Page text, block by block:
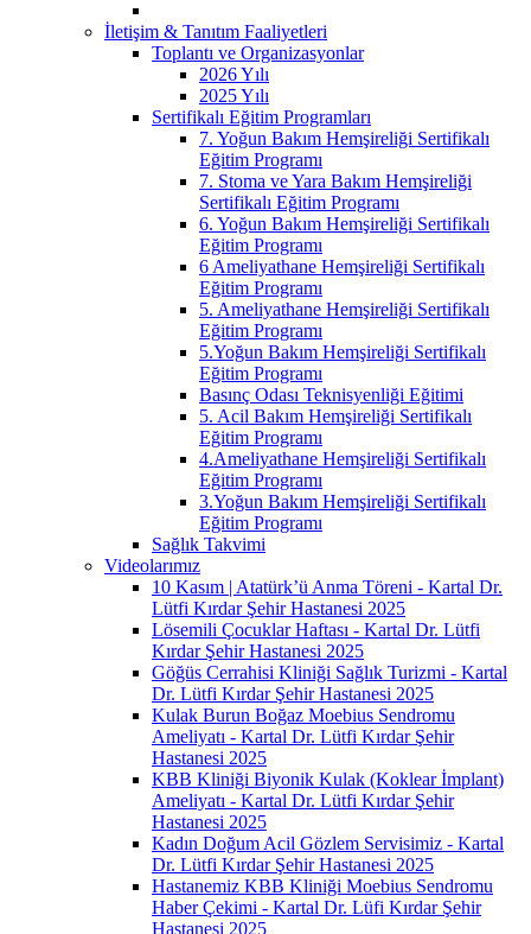
İletişim & Tanıtım Faaliyetleri
Toplantı ve Organizasyonlar
2026 Yılı
2025 Yılı
Sertifikalı Eğitim Programları
7. Yoğun Bakım Hemşireliği Sertifikalı
Eğitim Programı
7. Stoma ve Yara Bakım Hemşireliği
Sertifikalı Eğitim Programı
6. Yoğun Bakım Hemşireliği Sertifikalı
Eğitim Programı
6 Ameliyathane Hemşireliği Sertifikalı
Eğitim Programı
5. Ameliyathane Hemşireliği Sertifikalı
Eğitim Programı
5.Yoğun Bakım Hemşireliği Sertifikalı
Eğitim Programı
Basınç Odası Teknisyenliği Eğitimi
5. Acil Bakım Hemşireliği Sertifikalı
Eğitim Programı
4.Ameliyathane Hemşireliği Sertifikalı
Eğitim Programı
3.Yoğun Bakım Hemşireliği Sertifikalı
Eğitim Programı
Sağlık Takvimi
Videolarımız
10 Kasım | Atatürk’ü Anma Töreni - Kartal Dr.
Lütfi Kırdar Şehir Hastanesi 2025
Lösemili Çocuklar Haftası - Kartal Dr. Lütfi
Kırdar Şehir Hastanesi 2025
Göğüs Cerrahisi Kliniği Sağlık Turizmi - Kartal
Dr. Lütfi Kırdar Şehir Hastanesi 2025
Kulak Burun Boğaz Moebius Sendromu
Ameliyatı - Kartal Dr. Lütfi Kırdar Şehir
Hastanesi 2025
KBB Kliniği Biyonik Kulak (Koklear İmplant)
Ameliyatı - Kartal Dr. Lütfi Kırdar Şehir
Hastanesi 2025
Kadın Doğum Acil Gözlem Servisimiz - Kartal
Dr. Lütfi Kırdar Şehir Hastanesi 2025
Hastanemiz KBB Kliniği Moebius Sendromu
Haber Çekimi - Kartal Dr. Lüfi Kırdar Şehir
Hastanesi 2025